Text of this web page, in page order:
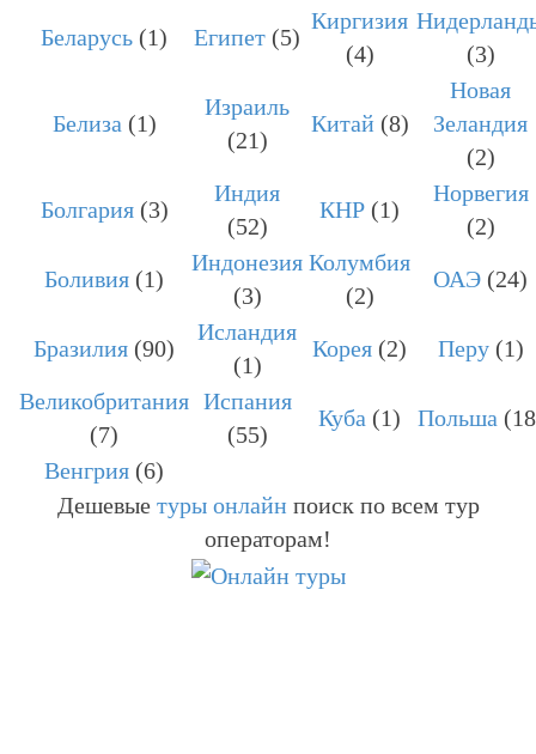
Беларусь (1) Египет (5)
Киргизия
(4)
(3)
Белиза (1)
Израиль
(21)
Китай (8)
Новая
Зеландия
(2)
Болгария (3)
Индия
(52)
КНР (1)
Норвегия
(2)
Боливия (1)
Индонезия
(3)
Колумбия
(2)
ОАЭ (24)
Бразилия (90)
Исландия
(1)
Корея (2) Перу (1)
Великобритания
(7)
Испания
(55)
Куба (1) Польша
Венгрия (6)
Дешевые туры онлайн поиск по всем тур
операторам!